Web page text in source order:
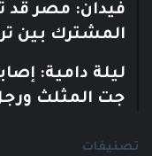
فيدان: مصر قد
المشترك بين
ليلة دامية:
جت المثلث
تصنيفات